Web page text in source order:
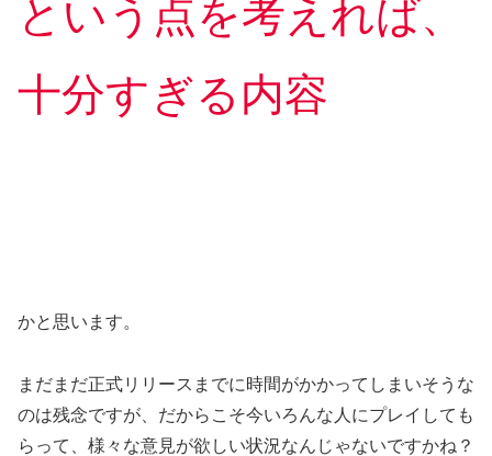
という点を考えれば、
十分すぎる内容
かと思います。
まだまだ正式リリースまでに時間がかかってしまいそうな
のは残念ですが、だからこそ今いろんな人にプレイしても
らって、様々な意見が欲しい状況なんじゃないですかね？